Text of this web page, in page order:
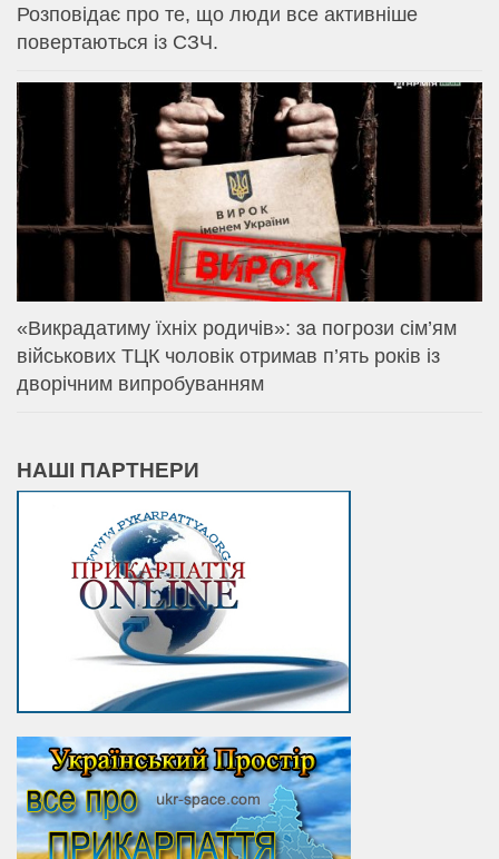
Розповідає про те, що люди все активніше
повертаються із СЗЧ.
«Викрадатиму їхніх родичів»: за погрози сім’ям
військових ТЦК чоловік отримав п’ять років із
дворічним випробуванням
НАШІ ПАРТНЕРИ